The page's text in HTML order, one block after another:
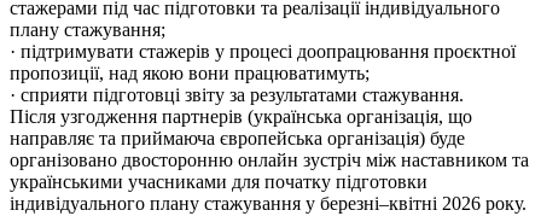
стажерами під час підготовки та реалізації індивідуального
плану стажування;
· підтримувати стажерів у процесі доопрацювання проєктної
пропозиції, над якою вони працюватимуть;
· сприяти підготовці звіту за результатами стажування.
Після узгодження партнерів (українська організація, що
направляє та приймаюча європейська організація) буде
організовано двосторонню онлайн зустріч між наставником та
українськими учасниками для початку підготовки
індивідуального плану стажування у березні–квітні 2026 року.